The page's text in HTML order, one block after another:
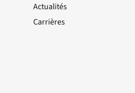
Actualités
Carrières